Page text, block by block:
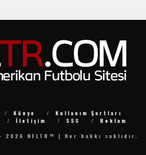
Künye
Kullanım Şartları
İletişim SSS
Reklam
2026 NFLTR™ | Her hakkı saklıdır.